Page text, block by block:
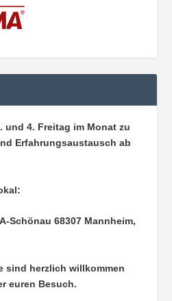
und 4. Freitag im Monat zu
Erfahrungsaustausch ab
Schönau68307 Mannheim,
sind herzlich willkommen
euren Besuch.